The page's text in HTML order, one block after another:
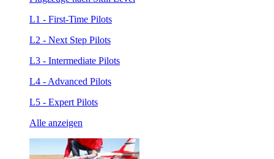
L1 - First-Time Pilots
L2 - Next Step Pilots
L3 - Intermediate Pilots
L4 - Advanced Pilots
L5 - Expert Pilots
Alle anzeigen